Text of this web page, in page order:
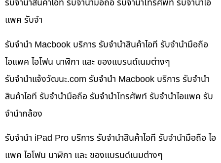
รับจำนำสินค้าไอที รับจำนำมือถือ รับจำนำโทรศัพท์ รับจำนำไอ
แพค รับจำ
รับจำนำ Macbook บริการ รับจำนำสินค้าไอที รับจำนำมือถือ
ไอแพค ไอโฟน นาฬิกา และ ของแบรนด์เนมต่างๆ
รับจํานําแจ้งวัฒนะ.com รับจำนำ Macbook บริการ รับจำนำ
สินค้าไอที รับจำนำมือถือ รับจำนำโทรศัพท์ รับจำนำไอแพค รับ
จำนำกล้อง
รับจำนำ iPad Pro บริการ รับจำนำสินค้าไอที รับจำนำมือถือ ไอ
แพค ไอโฟน นาฬิกา และ ของแบรนด์เนมต่างๆ